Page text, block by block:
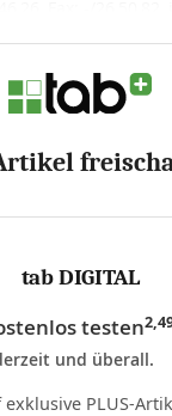
tab DIGITAL
testen
und überall.
exklusive PLUS-